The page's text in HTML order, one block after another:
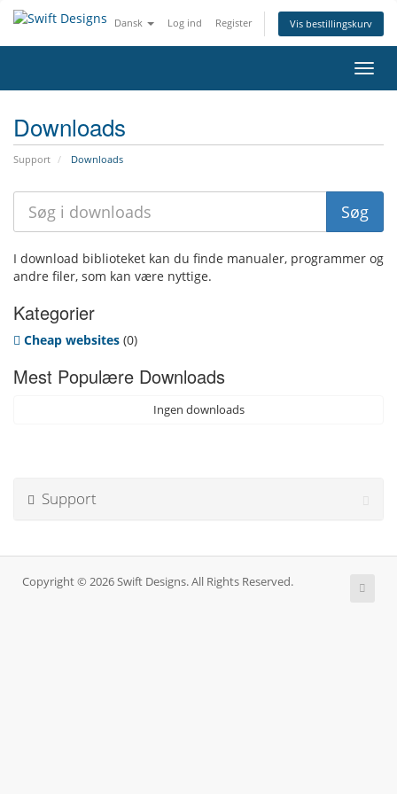
Dansk Log ind Register Vis bestillingskurv
Downloads
Support Downloads
I download biblioteket kan du finde manualer, programmer og
andre filer, som kan være nyttige.
Kategorier
Cheap websites (0)
Mest Populære Downloads
Ingen downloads
Support
Copyright © 2026 Swift Designs. All Rights Reserved.